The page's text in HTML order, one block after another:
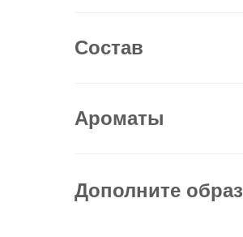
Состав
Ароматы
Дополните образ